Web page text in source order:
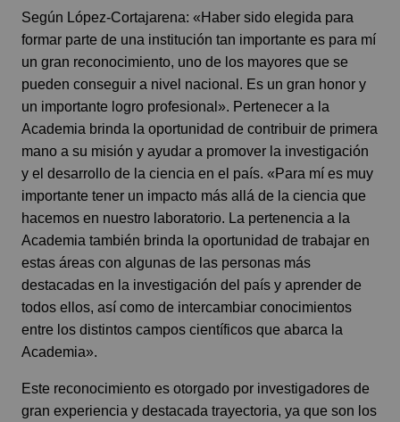
Según López-Cortajarena: «Haber sido elegida para
formar parte de una institución tan importante es para mí
un gran reconocimiento, uno de los mayores que se
pueden conseguir a nivel nacional. Es un gran honor y
un importante logro profesional». Pertenecer a la
Academia brinda la oportunidad de contribuir de primera
mano a su misión y ayudar a promover la investigación
y el desarrollo de la ciencia en el país. «Para mí es muy
importante tener un impacto más allá de la ciencia que
hacemos en nuestro laboratorio. La pertenencia a la
Academia también brinda la oportunidad de trabajar en
estas áreas con algunas de las personas más
destacadas en la investigación del país y aprender de
todos ellos, así como de intercambiar conocimientos
entre los distintos campos científicos que abarca la
Academia».
Este reconocimiento es otorgado por investigadores de
gran experiencia y destacada trayectoria, ya que son los